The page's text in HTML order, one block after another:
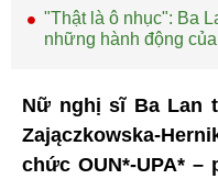
"Thật là ô nhục": Ba
những hành động
Nữ nghị sĩ Ba Lan
Zajączkowska-
chức OUN*-UPA*